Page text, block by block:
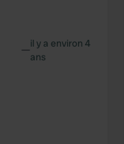
—il y a environ 4
ans